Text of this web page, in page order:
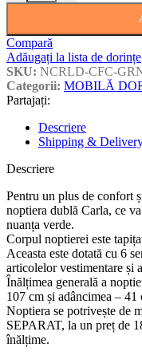
Compară
Adăugați la lista de dorințe
SKU: NCRLD-CFC-
Categorii: MOBILĂ
Partajați:
Descriere
Shipping &
Descriere
Pentru un plus de confort
noptiera dublă Carla, ce
nuanța verde.
Corpul noptierei este
Aceasta este dotată cu 6
articolelor vestimentare și
Înălțimea generală a
107 cm și adâncimea – 41
Noptiera se potrivește de
SEPARAT, la un preț de
înălțime.